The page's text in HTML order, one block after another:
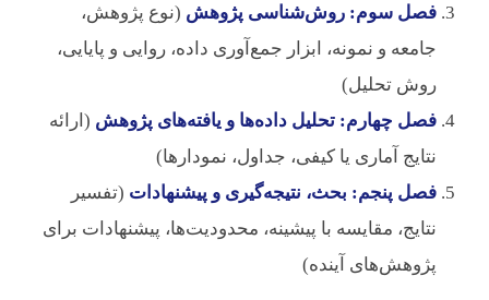
فصل سوم: روش‌شناسی پژوهش (نوع پژوهش،
جامعه و نمونه، ابزار جمع‌آوری داده، روایی و پایایی،
روش تحلیل)
فصل چهارم: تحلیل داده‌ها و یافته‌های پژوهش (ارائه
نتایج آماری یا کیفی، جداول، نمودارها)
فصل پنجم: بحث، نتیجه‌گیری و پیشنهادات (تفسیر
نتایج، مقایسه با پیشینه، محدودیت‌ها، پیشنهادات برای
پژوهش‌های آینده)